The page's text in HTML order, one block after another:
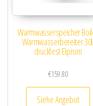
Warmwasserspeicher
Warmwasserbereiter
druckfest Elprom
€159.80
Siehe Angebot